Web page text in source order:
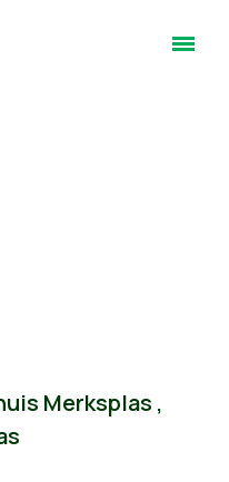
Merksplas ,